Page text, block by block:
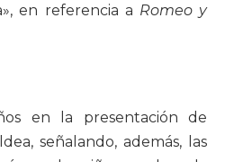
en referencia a Romeo y
en la presentación de
señalando, además, las